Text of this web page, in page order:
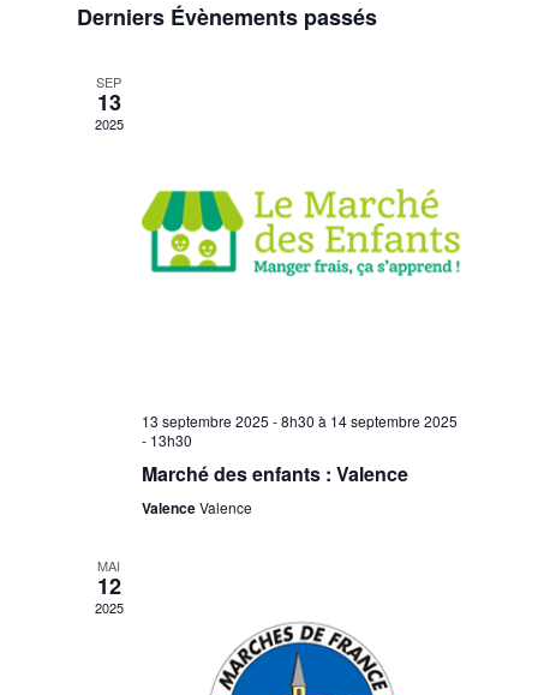
une
Derniers Évènements passés
SEP
13
2025
13 septembre 2025 - 8h30 à 14 septembre 2025
- 13h30
Marché des enfants : Valence
ValenceValence
MAI
12
2025